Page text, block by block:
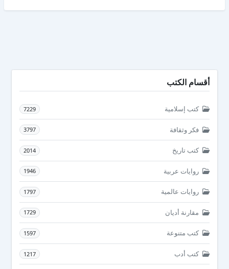
أقسام الكتب
كتب إسلامية 7229
فكر وثقافة 3797
كتب تاريخ 2014
روايات عربية 1946
روايات عالمية 1797
مقارنة أديان 1729
كتب متنوعة 1597
كتب أدب 1217